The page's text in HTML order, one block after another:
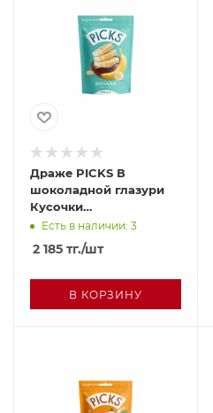
Драже PICKS В
шоколадной глазури
Кусочки
лиофилизированного
бананового пюре 90г
Есть в наличии: 3
2 185 тг./шт
В КОРЗИНУ